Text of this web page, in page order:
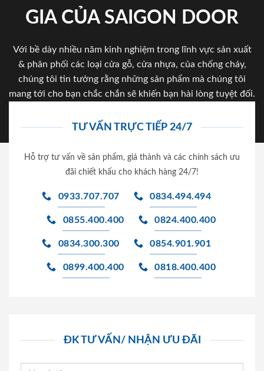
GIA CỦA SAIGON DOOR
Với bề dày nhiều năm kinh nghiệm trong lĩnh vực sản xuất
& phân phối các loại cửa gỗ, cửa nhựa, của chống cháy,
chúng tôi tin tưởng rằng những sản phẩm mà chúng tôi
mang tới cho bạn chắc chắn sẽ khiến bạn hài lòng tuyệt đối.
TƯ VẤN TRỰC TIẾP 24/7
Hỗ trợ tư vấn về sản phẩm, giá thành và các chính sách ưu
đãi chiết khấu cho khách hàng 24/7!
0933.707.707 0834.494.494
0855.400.400 0824.400.400
0834.300.300 0854.901.901
0899.400.400 0818.400.400
ĐK TƯ VẤN/ NHẬN ƯU ĐÃI